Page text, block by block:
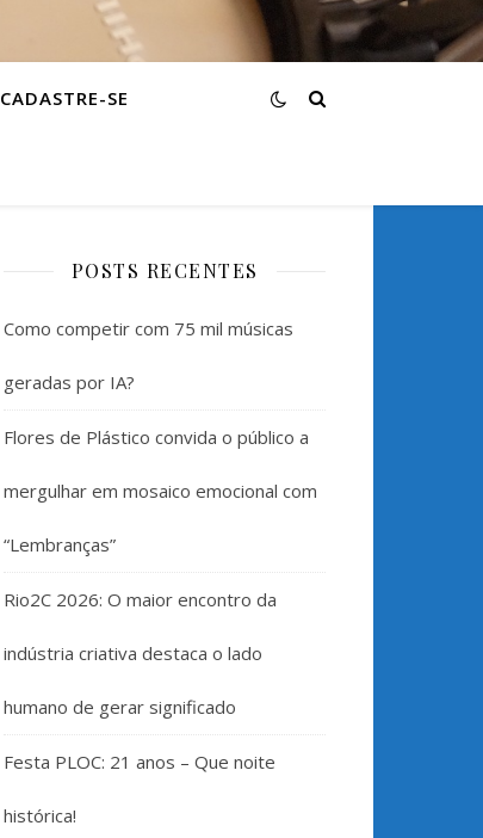
CADASTRE-SE
POSTS RECENTES
Como competir com 75 mil músicas
geradas por IA?
Flores de Plástico convida o público a
mergulhar em mosaico emocional com
“Lembranças”
Rio2C 2026: O maior encontro da
indústria criativa destaca o lado
humano de gerar significado
Festa PLOC: 21 anos – Que noite
histórica!